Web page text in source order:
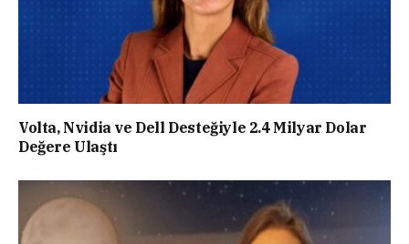
Volta, Nvidia ve Dell Desteğiyle 2.4 Milyar Dolar
Değere Ulaştı